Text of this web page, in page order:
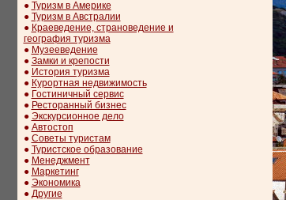
● Туризм в Америке
● Туризм в Австралии
● Краеведение, страноведение и
география туризма
● Музееведение
● Замки и крепости
● История туризма
● Курортная недвижимость
● Гостиничный сервис
● Ресторанный бизнес
● Экскурсионное дело
● Автостоп
● Советы туристам
● Туристское образование
● Менеджмент
● Маркетинг
● Экономика
● Другие